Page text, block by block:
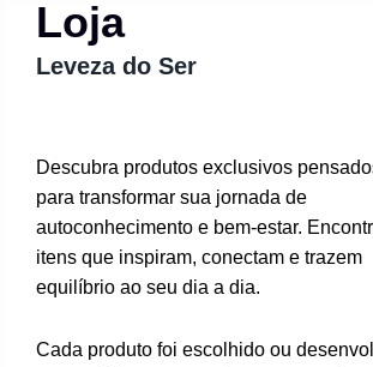
Loja
Leveza do Ser
Descubra produtos exclusivos
para transformar sua jornada de
autoconhecimento e bem-estar.
itens que inspiram, conectam e trazem
equilíbrio ao seu dia a dia.
Cada produto foi escolhido ou